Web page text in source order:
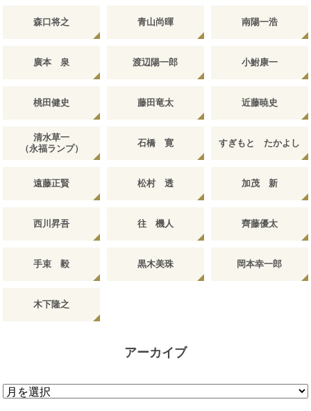
森口将之 青山尚暉 南陽一浩
廣本 泉 渡辺陽一郎 小鮒康一
桃田健史 藤田竜太 近藤暁史
清水草一
（永福ランプ）
石橋 寛 すぎもと たかよし
遠藤正賢 松村 透 加茂 新
西川昇吾 往 機人 齊藤優太
手束 毅 黒木美珠 岡本幸一郎
木下隆之
アーカイブ
ア